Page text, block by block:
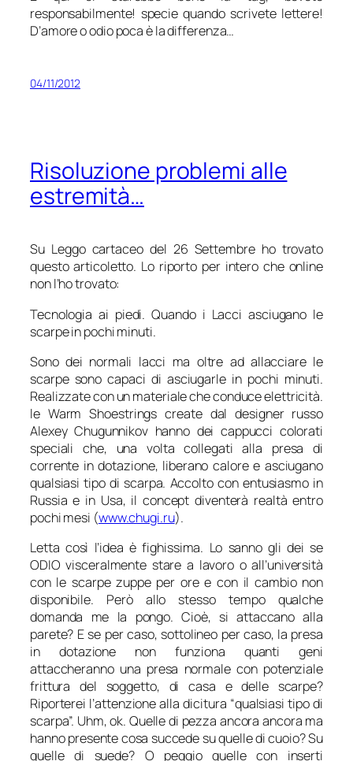
responsabilmente! specie quando scrivete lettere!
D’amore o odio poca è la differenza…
04/11/2012
Risoluzione problemi alle
estremità…
Su Leggo cartaceo del 26 Settembre ho trovato
questo articoletto. Lo riporto per intero che online
non l’ho trovato:
Tecnologia ai piedi. Quando i Lacci asciugano le
scarpe in pochi minuti.
Sono dei normali lacci ma oltre ad allacciare le
scarpe sono capaci di asciugarle in pochi minuti.
Realizzate con un materiale che conduce elettricità.
le Warm Shoestrings create dal designer russo
Alexey Chugunnikov hanno dei cappucci colorati
speciali che, una volta collegati alla presa di
corrente in dotazione, liberano calore e asciugano
qualsiasi tipo di scarpa. Accolto con entusiasmo in
Russia e in Usa, il concept diventerà realtà entro
pochi mesi (www.chugi.ru).
Letta così l’idea è fighissima. Lo sanno gli dei se
ODIO visceralmente stare a lavoro o all’università
con le scarpe zuppe per ore e con il cambio non
disponibile. Però allo stesso tempo qualche
domanda me la pongo. Cioè, si attaccano alla
parete? E se per caso, sottolineo per caso, la presa
in dotazione non funziona quanti geni
attaccheranno una presa normale con potenziale
frittura del soggetto, di casa e delle scarpe?
Riporterei l’attenzione alla dicitura “qualsiasi tipo di
scarpa”. Uhm, ok. Quelle di pezza ancora ancora ma
hanno presente cosa succede su quelle di cuoio? Su
quelle di suede? O peggio quelle con inserti